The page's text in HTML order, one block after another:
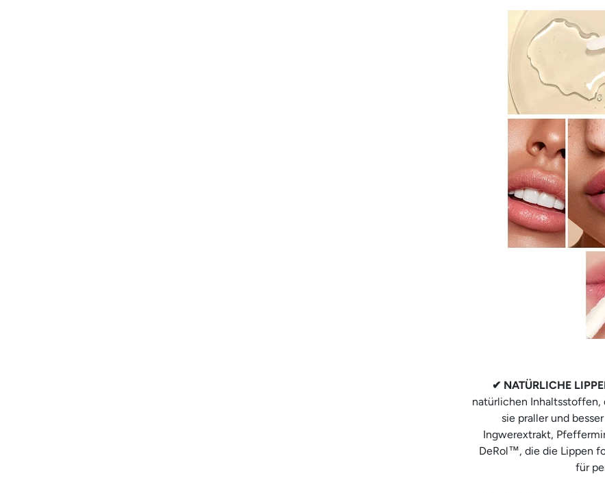
✔ NATÜRLICHE
natürlichen Inhaltsstoffen,
sie praller und
Ingwerextrakt,
DeRol™, die die Lippen
für